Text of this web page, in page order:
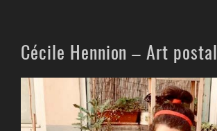
Cécile Hennion – Art postal